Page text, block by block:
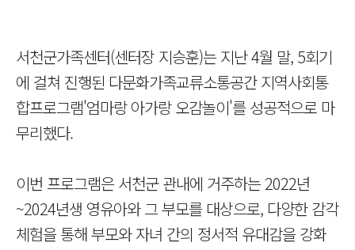
서천군가족센터(센터장 지승훈)는 지난 4월 말, 5회기
에 걸쳐 진행된 다문화가족교류소통공간 지역사회통
합프로그램'엄마랑 아가랑 오감놀이'를 성공적으로 마
무리했다.
이번 프로그램은 서천군 관내에 거주하는 2022년
~2024년생 영유아와 그 부모를 대상으로, 다양한 감각
체험을 통해 부모와 자녀 간의 정서적 유대감을 강화